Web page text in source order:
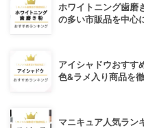
ホワイトニング歯磨
の多い市販品を中心
アイシャドウおすす
色&ラメ入り商品を
マニキュア人気ラン